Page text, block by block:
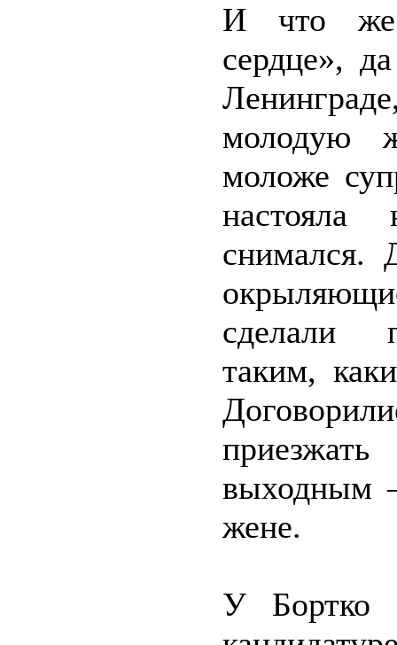
И что же
сердце»,
молодую
моложе
сделали
таким,
выходным
жене.
У Бортко